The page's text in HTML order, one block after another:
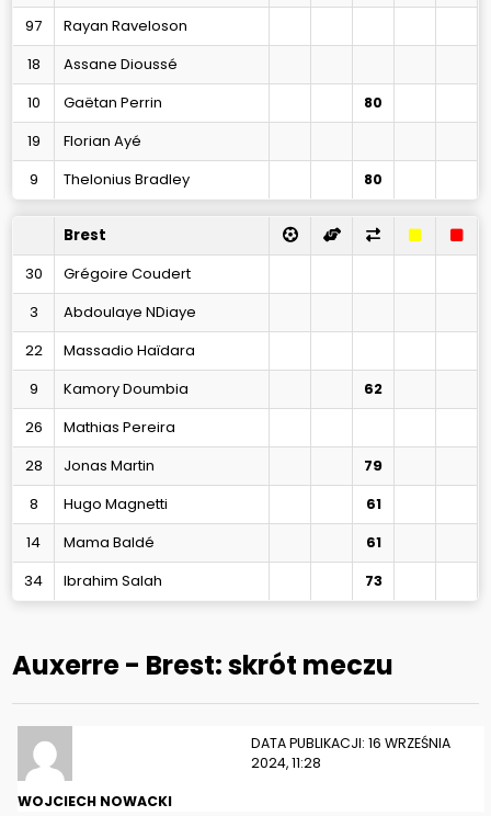
97
Rayan Raveloson
18
Assane Dioussé
10
Gaëtan Perrin 80
19
Florian Ayé
9
Thelonius Bradley 80
Brest
30
Grégoire Coudert
3
Abdoulaye NDiaye
22
Massadio Haïdara
9
Kamory Doumbia 62
26
Mathias Pereira
28
Jonas Martin 79
8 Hugo Magnetti 61
14 Mama Baldé 61
34 Ibrahim Salah 73
Auxerre - Brest: skrót meczu
DATA PUBLIKACJI: 16 WRZEŚNIA
2024, 11:28
WOJCIECH NOWACKI